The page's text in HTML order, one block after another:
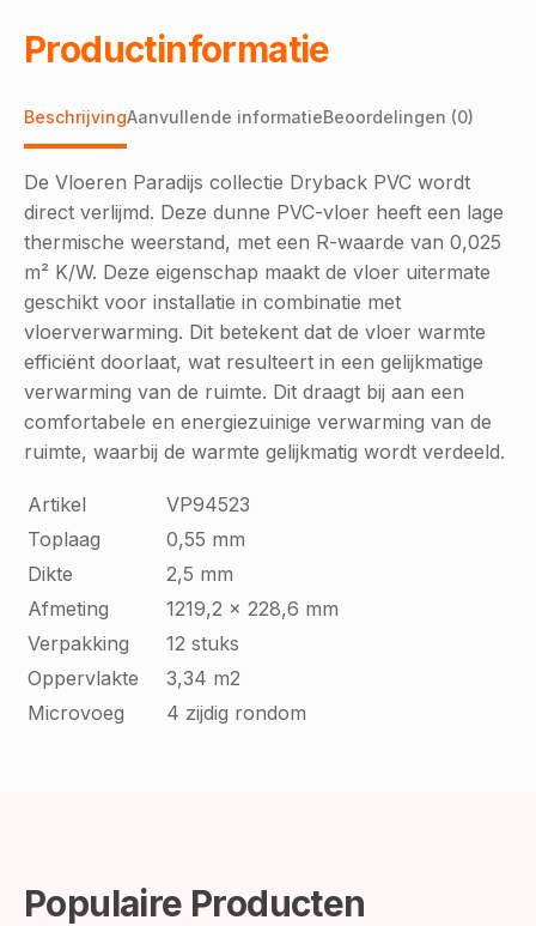
Productinformatie
BeschrijvingAanvullende informatieBeoordelingen (0)
De Vloeren Paradijs collectie Dryback PVC wordt
direct verlijmd. Deze dunne PVC-vloer heeft een lage
thermische weerstand, met een R-waarde van 0,025
m² K/W. Deze eigenschap maakt de vloer uitermate
geschikt voor installatie in combinatie met
vloerverwarming. Dit betekent dat de vloer warmte
efficiënt doorlaat, wat resulteert in een gelijkmatige
verwarming van de ruimte. Dit draagt bij aan een
comfortabele en energiezuinige verwarming van de
ruimte, waarbij de warmte gelijkmatig wordt verdeeld.
Artikel
VP94523
Toplaag
0,55 mm
Dikte
2,5 mm
Afmeting
1219,2 x 228,6 mm
Verpakking
12 stuks
Oppervlakte
3,34 m2
Microvoeg
4 zijdig rondom
Populaire Producten